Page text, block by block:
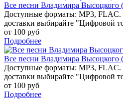
Все песни Владимира Высоцкого
Доступные форматы: MP3,
доставки выбирайте "Цифровой
от 100 руб
Подробнее
Все песни Владимира Высоцкого
Доступные форматы: MP3,
доставки выбирайте "Цифровой
от 100 руб
Подробнее